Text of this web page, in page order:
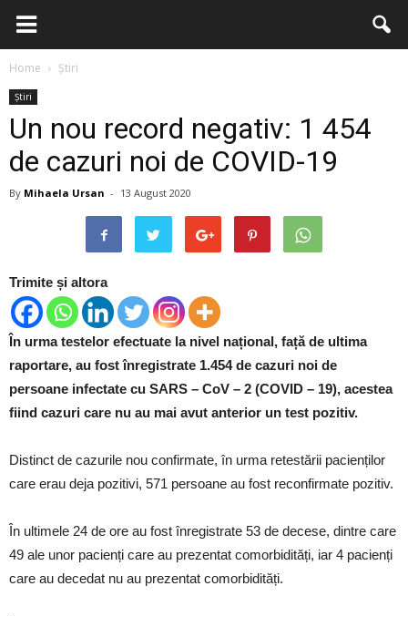
Home Știri
Știri
Un nou record negativ: 1 454
de cazuri noi de COVID-19
By Mihaela Ursan - 13 August 2020
Trimite și altora
În urma testelor efectuate la nivel național, față de ultima
raportare, au fost înregistrate 1.454 de cazuri noi de
persoane infectate cu SARS – CoV – 2 (COVID – 19), acestea
fiind cazuri care nu au mai avut anterior un test pozitiv.
Distinct de cazurile nou confirmate, în urma retestării pacienților
care erau deja pozitivi, 571 persoane au fost reconfirmate pozitiv.
În ultimele 24 de ore au fost înregistrate 53 de decese, dintre care
49 ale unor pacienți care au prezentat comorbidități, iar 4 pacienți
care au decedat nu au prezentat comorbidități.